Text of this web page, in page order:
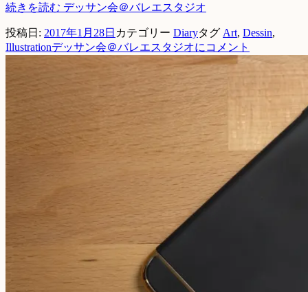
続きを読む デッサン会＠バレエスタジオ
投稿日: 2017年1月28日 カテゴリー Diaryタグ Art, Dessin,
Illustrationデッサン会＠バレエスタジオに コメント